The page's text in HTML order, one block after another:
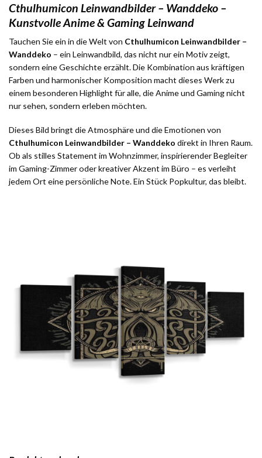
Cthulhumicon Leinwandbilder – Wanddeko –
Kunstvolle Anime & Gaming Leinwand
Tauchen Sie ein in die Welt von Cthulhumicon Leinwandbilder –
Wanddeko – ein Leinwandbild, das nicht nur ein Motiv zeigt,
sondern eine Geschichte erzählt. Die Kombination aus kräftigen
Farben und harmonischer Komposition macht dieses Werk zu
einem besonderen Highlight für alle, die Anime und Gaming nicht
nur sehen, sondern erleben möchten.
Dieses Bild bringt die Atmosphäre und die Emotionen von
Cthulhumicon Leinwandbilder – Wanddeko direkt in Ihren Raum.
Ob als stilles Statement im Wohnzimmer, inspirierender Begleiter
im Gaming-Zimmer oder kreativer Akzent im Büro – es verleiht
jedem Ort eine persönliche Note. Ein Stück Popkultur, das bleibt.